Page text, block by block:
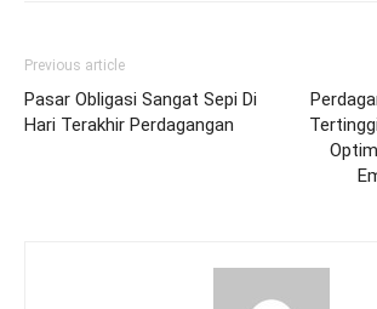
Previous article
Pasar Obligasi Sangat Sepi Di
Hari Terakhir Perdagangan